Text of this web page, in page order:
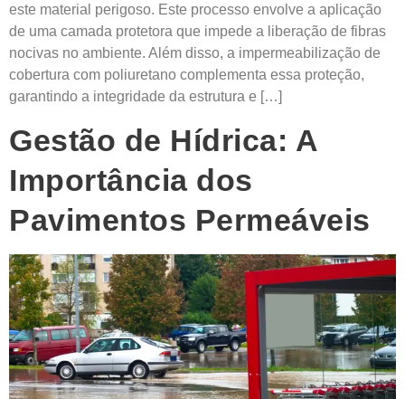
este material perigoso. Este processo envolve a aplicação
de uma camada protetora que impede a liberação de fibras
nocivas no ambiente. Além disso, a impermeabilização de
cobertura com poliuretano complementa essa proteção,
garantindo a integridade da estrutura e […]
Gestão de Hídrica: A
Importância dos
Pavimentos Permeáveis